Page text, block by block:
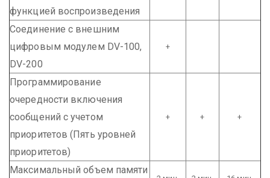
функцией воспроизведения
Соединение с внешним
цифровым модулем DV-100,
DV-200
+
Программирование
очередности включения
сообщений с учетом
приоритетов (Пять уровней
приоритетов)
+ + +
Максимальный объем памяти